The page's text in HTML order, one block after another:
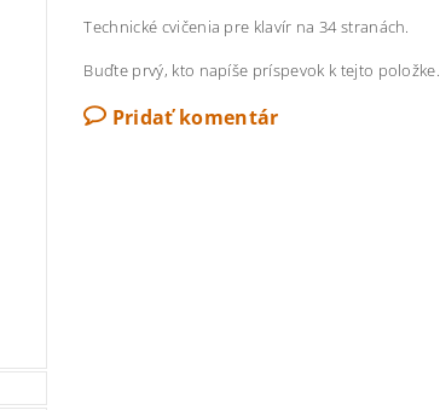
Technické cvičenia pre klavír na 34 stranách.
Buďte prvý, kto napíše príspevok k tejto položke.
Pridať komentár